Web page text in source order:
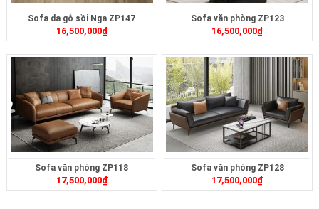
Sofa da gỗ sồi Nga ZP147
16,500,000₫
Sofa văn phòng ZP123
16,500,000₫
Sofa văn phòng ZP118
17,500,000₫
Sofa văn phòng ZP128
17,500,000₫